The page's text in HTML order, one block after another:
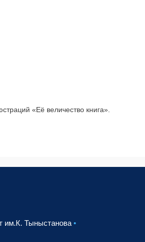
«Её величество книга».
им.К. Тыныстанова•